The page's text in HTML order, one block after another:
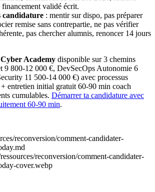
financement validé écrit.
candidature : mentir sur dispo, pas préparer
remise sans contrepartie, ne pas vérifier
pas chercher alumnis, renoncer 14 jours
Academy disponible sur 3 chemins
9 800-12 000 €, DevSecOps Autonomie 6
11 500-14 000 €) avec processus
+ entretien initial gratuit 60-90 min coach
cumulables. Démarrer ta candidature avec
60-90 min.
reconversion/comment-candidater-
reconversion/comment-candidater-
cover.webp